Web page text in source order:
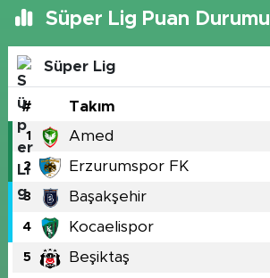
Süper Lig Puan Durumu
Süper Lig
# Takım
1 Amed
2 Erzurumspor FK
3 Başakşehir
4 Kocaelispor
5 Beşiktaş